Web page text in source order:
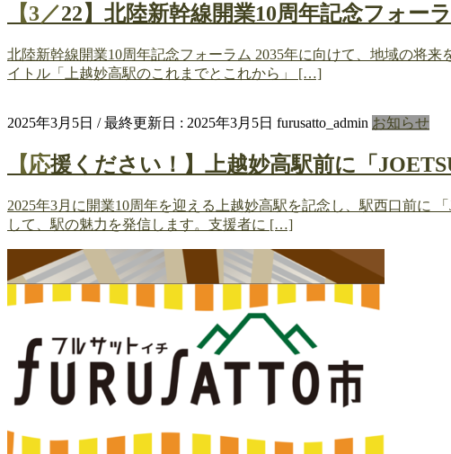
【3／22】北陸新幹線開業10周年記念フォー
北陸新幹線開業10周年記念フォーラム 2035年に向けて、地域
イトル「上越妙高駅のこれまでとこれから」 […]
2025年3月5日 / 最終更新日 : 2025年3月5日 furusatto_admin お知らせ
【応援ください！】上越妙高駅前に「
2025年3月に開業10周年を迎える上越妙高駅を記念し、駅西口前に
して、駅の魅力を発信します。支援者に […]